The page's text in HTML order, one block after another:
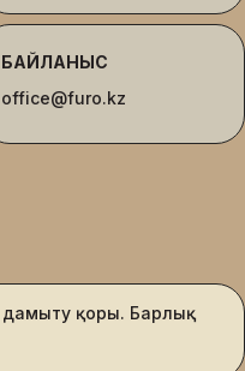
дамыту қоры. Барлық
БАЙЛАНЫС
office@furo.kz